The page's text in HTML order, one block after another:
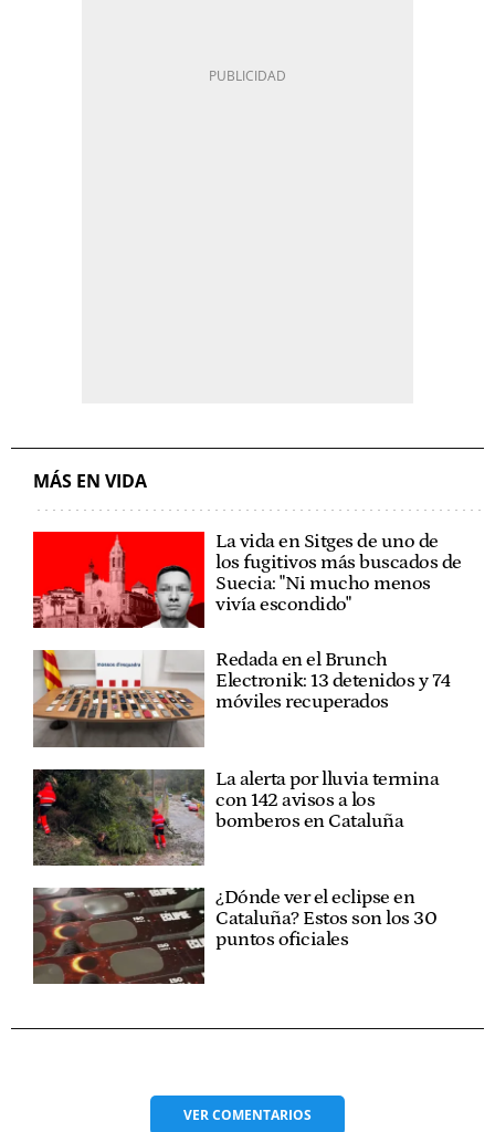
MÁS EN VIDA
La vida en Sitges de uno de
los fugitivos más buscados de
Suecia: "Ni mucho menos
vivía escondido"
Redada en el Brunch
Electronik: 13 detenidos y 74
móviles recuperados
La alerta por lluvia termina
con 142 avisos a los
bomberos en Cataluña
¿Dónde ver el eclipse en
Cataluña? Estos son los 30
puntos oficiales
VERCOMENTARIOS